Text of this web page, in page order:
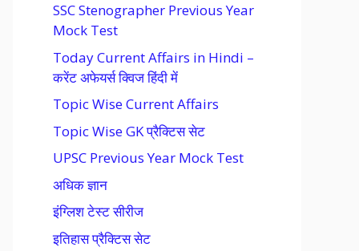
SSC Stenographer Previous Year
Mock Test
Today Current Affairs in Hindi –
करेंट अफेयर्स क्विज हिंदी में
Topic Wise Current Affairs
Topic Wise GK प्रैक्टिस सेट
UPSC Previous Year Mock Test
अधिक ज्ञान
इंग्लिश टेस्ट सीरीज
इतिहास प्रैक्टिस सेट